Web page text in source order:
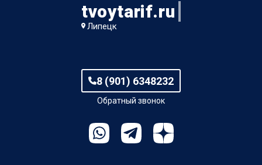
tvoytarif.ru
Липецк
8 (901) 6348232
Обратный звонок